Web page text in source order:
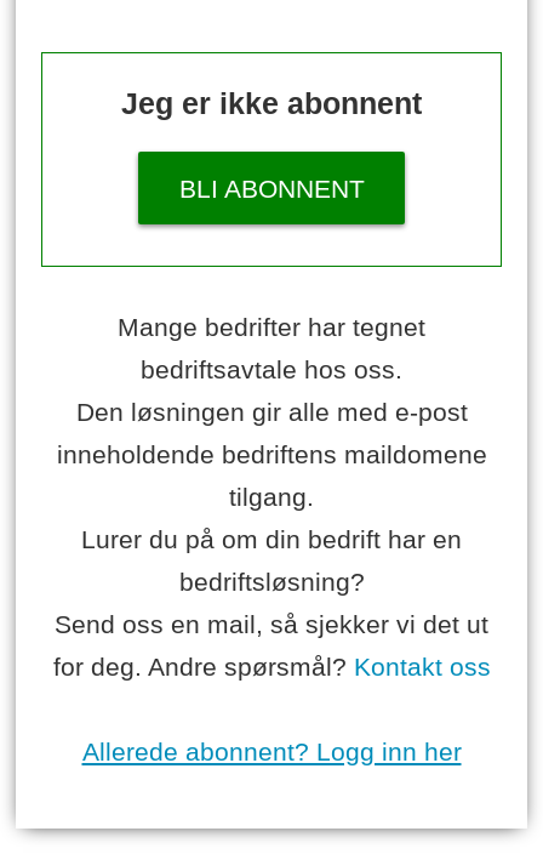
Jeg er ikke abonnent
BLI ABONNENT
Mange bedrifter har tegnet
bedriftsavtale hos oss.
Den løsningen gir alle med e-post
inneholdende bedriftens maildomene
tilgang.
Lurer du på om din bedrift har en
bedriftsløsning?
Send oss en mail, så sjekker vi det ut
for deg. Andre spørsmål? Kontakt oss
Allerede abonnent? Logg inn her